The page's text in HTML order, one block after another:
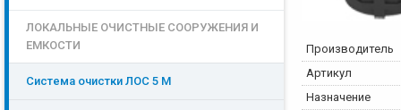
Производитель
Артикул
Назначение
ЛОКАЛЬНЫЕ ОЧИСТНЫЕ СООРУЖЕНИЯ И
ЕМКОСТИ
Система очистки ЛОС 5 М